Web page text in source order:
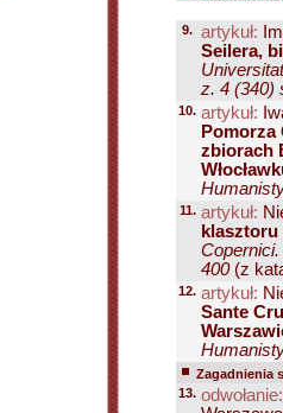
9. artykuł:
Seilera,
z. 4 (340)
10. artykuł:
zbiorach
11. artykuł:
400(z
12. artykuł:
Sante
Zagadnienia
13. odwołanie: